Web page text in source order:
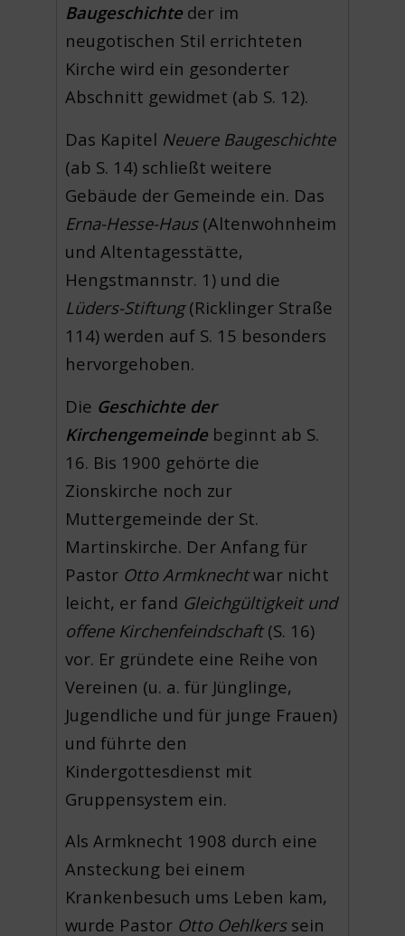
Baugeschichte der im
neugotischen Stil errichteten
Kirche wird ein gesonderter
Abschnitt gewidmet (ab S. 12).
Das Kapitel Neuere Baugeschichte
(ab S. 14) schließt weitere
Gebäude der Gemeinde ein. Das
Erna-Hesse-Haus(Altenwohnheim
und Altentagesstätte,
Hengstmannstr. 1) und die
Lüders-Stiftung(Ricklinger Straße
114) werden auf S. 15 besonders
hervorgehoben.
Die Geschichte der
Kirchengemeinde beginnt ab S.
16. Bis 1900 gehörte die
Zionskirche noch zur
Muttergemeinde der St.
Martinskirche. Der Anfang für
Pastor Otto Armknechtwar nicht
leicht, er fand Gleichgültigkeit und
offene Kirchenfeindschaft(S. 16)
vor. Er gründete eine Reihe von
Vereinen (u. a. für Jünglinge,
Jugendliche und für junge Frauen)
und führte den
Kindergottesdienst mit
Gruppensystem ein.
Als Armknecht 1908 durch eine
Ansteckung bei einem
Krankenbesuch ums Leben kam,
wurde Pastor Otto Oehlkerssein